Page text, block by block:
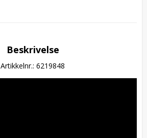
Beskrivelse
Artikkelnr.: 6219848